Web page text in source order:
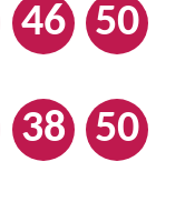
46 50
38 50